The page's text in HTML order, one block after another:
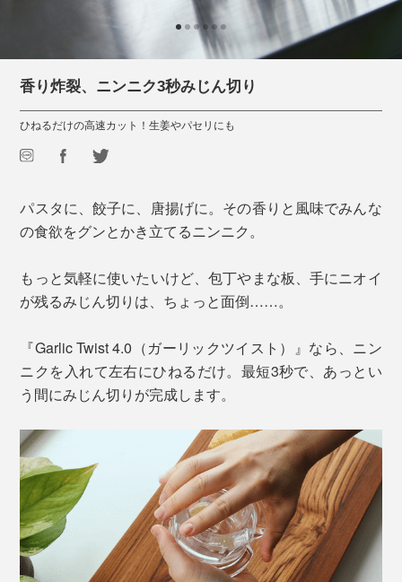
香り炸裂、ニンニク3秒みじん切り
ひねるだけの高速カット！生姜やパセリにも
パスタに、餃子に、唐揚げに。その香りと風味でみんな
の食欲をグンとかき立てるニンニク。
もっと気軽に使いたいけど、包丁やまな板、手にニオイ
が残るみじん切りは、ちょっと面倒……。
『Garlic Twist 4.0（ガーリックツイスト）』なら、ニン
ニクを入れて左右にひねるだけ。最短3秒で、あっとい
う間にみじん切りが完成します。